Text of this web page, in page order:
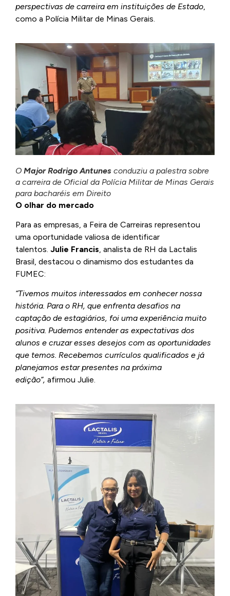
perspectivas de carreira em instituições de Estado,
como a Polícia Militar de Minas Gerais.
O Major Rodrigo Antunes conduziu a palestra sobre
a carreira de Oficial da Polícia Militar de Minas Gerais
para bacharéis em Direito
O olhar do mercado
Para as empresas, a Feira de Carreiras representou
uma oportunidade valiosa de identificar
talentos. Julie Francis, analista de RH da Lactalis
Brasil, destacou o dinamismo dos estudantes da
FUMEC:
“Tivemos muitos interessados em conhecer nossa
história. Para o RH, que enfrenta desafios na
captação de estagiários, foi uma experiência muito
positiva. Pudemos entender as expectativas dos
alunos e cruzar esses desejos com as oportunidades
que temos. Recebemos currículos qualificados e já
planejamos estar presentes na próxima
edição”, afirmou Julie.